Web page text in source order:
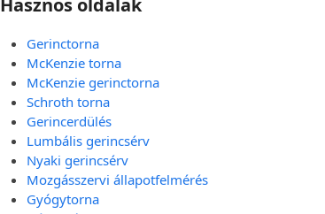
Hasznos oldalak
Gerinctorna
McKenzie torna
McKenzie gerinctorna
Schroth torna
Gerincerdülés
Lumbális gerincsérv
Nyaki gerincsérv
Mozgásszervi állapotfelmérés
Gyógytorna